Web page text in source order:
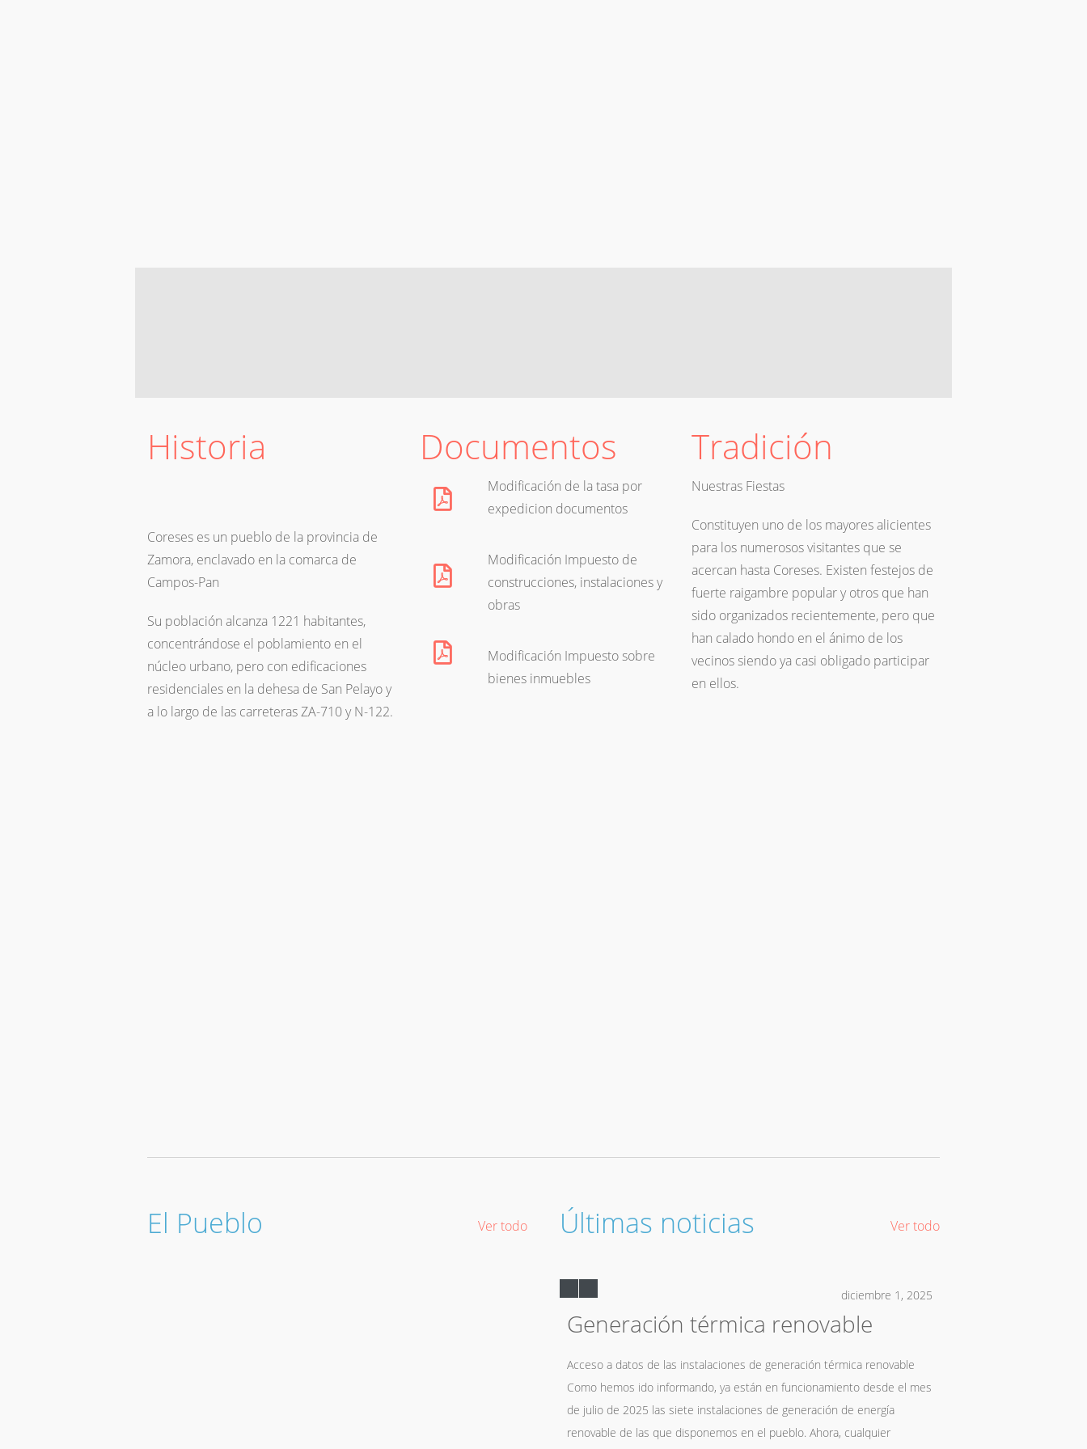
Historia
Coreses es un pueblo de la provincia de
Zamora, enclavado en la comarca de
Campos-Pan
Su población alcanza 1221 habitantes,
concentrándose el poblamiento en el
núcleo urbano, pero con edificaciones
residenciales en la dehesa de San Pelayo y
a lo largo de las carreteras ZA-710 y N-122.
Documentos
Modificación de la tasa por
expedicion documentos
Modificación Impuesto de
construcciones, instalaciones y
obras
Modificación Impuesto sobre
bienes inmuebles
Tradición
Nuestras Fiestas
Constituyen uno de los mayores alicientes
para los numerosos visitantes que se
acercan hasta Coreses. Existen festejos de
fuerte raigambre popular y otros que han
sido organizados recientemente, pero que
han calado hondo en el ánimo de los
vecinos siendo ya casi obligado participar
en ellos.
El Pueblo Ver todo Últimas noticias Ver todo
diciembre 1, 2025
Generación térmica renovable
Acceso a datos de las instalaciones de generación térmica renovable
Como hemos ido informando, ya están en funcionamiento desde el mes
de julio de 2025 las siete instalaciones de generación de energía
renovable de las que disponemos en el pueblo. Ahora, cualquier